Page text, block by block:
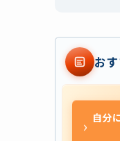
お
› 自分